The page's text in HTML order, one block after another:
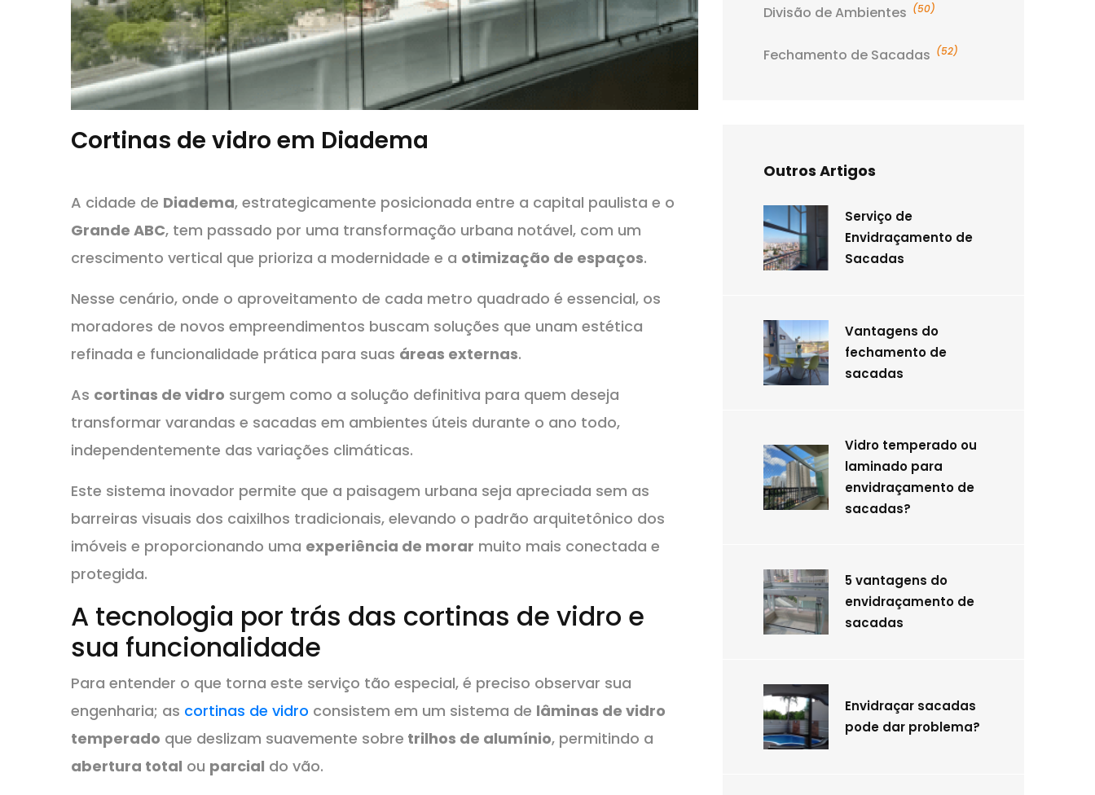
Cortinas de vidro em Diadema
A cidade de Diadema, estrategicamente posicionada entre a capital paulista e o
Grande ABC, tem passado por uma transformação urbana notável, com um
crescimento vertical que prioriza a modernidade e a otimização de espaços.
Nesse cenário, onde o aproveitamento de cada metro quadrado é essencial, os
moradores de novos empreendimentos buscam soluções que unam estética
refinada e funcionalidade prática para suas áreas externas.
As cortinas de vidro surgem como a solução definitiva para quem deseja
transformar varandas e sacadas em ambientes úteis durante o ano todo,
independentemente das variações climáticas.
Este sistema inovador permite que a paisagem urbana seja apreciada sem as
barreiras visuais dos caixilhos tradicionais, elevando o padrão arquitetônico dos
imóveis e proporcionando uma experiência de morar muito mais conectada e
protegida.
A tecnologia por trás das cortinas de vidro e
sua funcionalidade
Para entender o que torna este serviço tão especial, é preciso observar sua
engenharia; as cortinas de vidro consistem em um sistema de lâminas de vidro
temperado que deslizam suavemente sobre trilhos de alumínio, permitindo a
abertura total ou parcial do vão.
Divisão de Ambientes (50)
Fechamento de Sacadas (52)
Outros Artigos
Serviço de
Envidraçamento de
Sacadas
Vantagens do
fechamento de
sacadas
Vidro temperado ou
laminado para
envidraçamento de
sacadas?
5 vantagens do
envidraçamento de
sacadas
Envidraçar sacadas
pode dar problema?